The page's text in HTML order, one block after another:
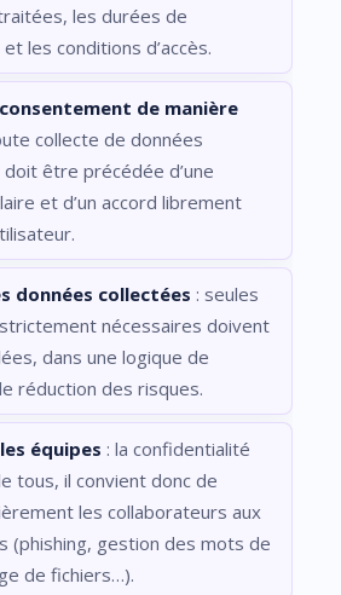
les durées de
les conditions d’accès.
de manière
collecte de données
être précédée d’une
et d’un accord librement
données collectées : seules
nécessaires doivent
dans une logique de
réduction des risques.
équipes : la confidentialité
tous, il convient donc de
les collaborateurs aux
(phishing, gestion des mots de
de fichiers…).